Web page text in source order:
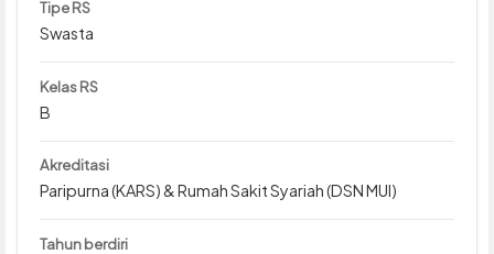
Tipe RS
Swasta
Kelas RS
B
Akreditasi
Paripurna (KARS) & Rumah Sakit Syariah (DSN MUI)
Tahun berdiri